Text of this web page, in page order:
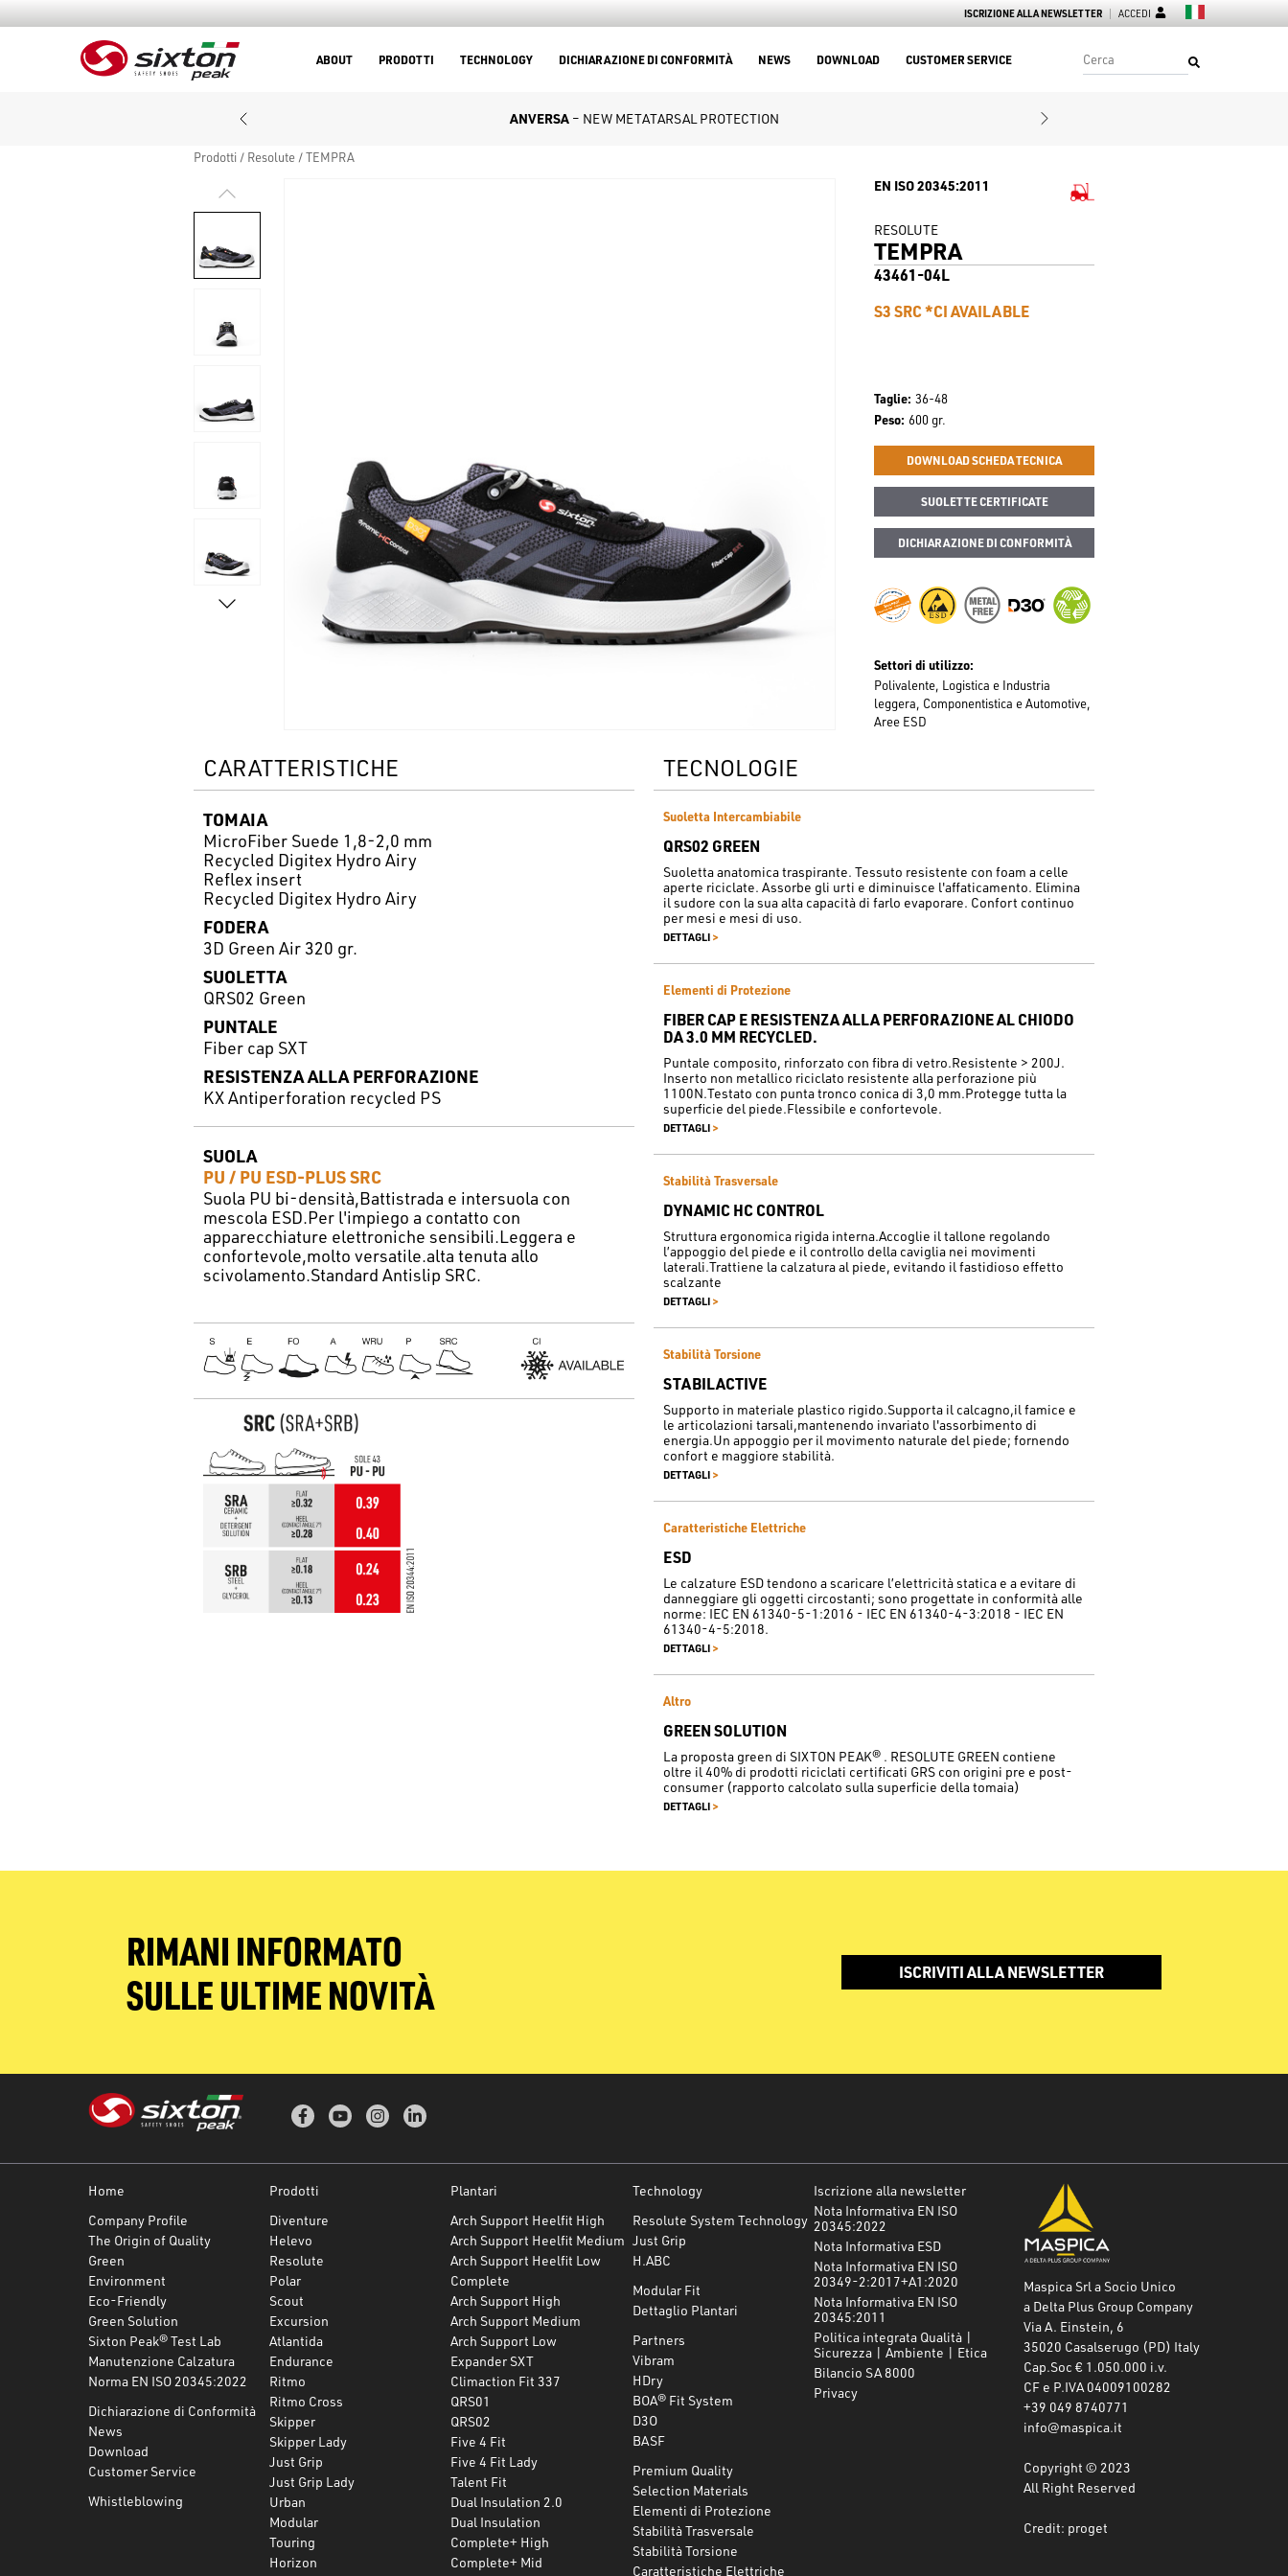
ISCRIZIONE ALLA NEWSLETTER ACCEDI
ABOUT PRODOTTI TECHNOLOGY DICHIARAZIONE DI CONFORMITÀ NEWS DOWNLOAD CUSTOMER SERVICE
ANVERSA – NEW METATARSAL PROTECTION
Prodotti Resolute TEMPRA
EN ISO 20345:2011
RESOLUTE
TEMPRA
43461-04L
S3 SRC *CI AVAILABLE
Taglie 36-48
Peso 600 gr.
DOWNLOAD SCHEDA TECNICA
SUOLETTE CERTIFICATE
DICHIARAZIONE DI CONFORMITÀ
Settori di utilizzo
Polivalente Logistica e Industria
leggera Componentistica e Automotive
Aree ESD
CARATTERISTICHE
TOMAIA
MicroFiber Suede 1,8-2,0 mm
Recycled Digitex Hydro Airy
Reflex insert
Recycled Digitex Hydro Airy
FODERA
3D Green Air 320 gr.
SUOLETTA
QRS02 Green
PUNTALE
Fiber cap SXT
RESISTENZA ALLA PERFORAZIONE
KX Antiperforation recycled PS
SUOLA
PU / PU ESD-PLUS SRC
Suola PU bi-densità,Battistrada e intersuola con
mescola ESD.Per l'impiego a contatto con
apparecchiature elettroniche sensibili.Leggera e
confortevole,molto versatile.alta tenuta allo
scivolamento.Standard Antislip SRC.
TECNOLOGIE
Suoletta Intercambiabile
QRS02 GREEN
Suoletta anatomica traspirante. Tessuto resistente con foam a celle
aperte riciclate. Assorbe gli urti e diminuisce l'affaticamento. Elimina
il sudore con la sua alta capacità di farlo evaporare. Confort continuo
per mesi e mesi di uso.
DETTAGLI >
Elementi di Protezione
FIBER CAP E RESISTENZA ALLA PERFORAZIONE AL CHIODO
DA 3.0 MM RECYCLED.
Puntale composito, rinforzato con fibra di vetro.Resistente > 200J.
Inserto non metallico riciclato resistente alla perforazione più
1100N.Testato con punta tronco conica di 3,0 mm.Protegge tutta la
superficie del piede.Flessibile e confortevole.
DETTAGLI >
Stabilità Trasversale
DYNAMIC HC CONTROL
Struttura ergonomica rigida interna.Accoglie il tallone regolando
l’appoggio del piede e il controllo della caviglia nei movimenti
laterali.Trattiene la calzatura al piede, evitando il fastidioso effetto
scalzante
DETTAGLI >
Stabilità Torsione
STABILACTIVE
Supporto in materiale plastico rigido.Supporta il calcagno,il famice e
le articolazioni tarsali,mantenendo invariato l'assorbimento di
energia.Un appoggio per il movimento naturale del piede; fornendo
confort e maggiore stabilità.
DETTAGLI >
Caratteristiche Elettriche
ESD
Le calzature ESD tendono a scaricare l’elettricità statica e a evitare di
danneggiare gli oggetti circostanti; sono progettate in conformità alle
norme: IEC EN 61340-5-1:2016 - IEC EN 61340-4-3:2018 - IEC EN
61340-4-5:2018.
DETTAGLI >
Altro
GREEN SOLUTION
La proposta green di SIXTON PEAK® . RESOLUTE GREEN contiene
oltre il 40% di prodotti riciclati certificati GRS con origini pre e post-
consumer (rapporto calcolato sulla superficie della tomaia)
DETTAGLI >
RIMANI INFORMATO
SULLE ULTIME NOVITÀ
ISCRIVITI ALLA NEWSLETTER
Home
Company Profile
The Origin of Quality
Green
Environment
Eco-Friendly
Green Solution
Sixton Peak® Test Lab
Manutenzione Calzatura
Norma EN ISO 20345:2022
Dichiarazione di Conformità
News
Download
Customer Service
Whistleblowing
Prodotti
Diventure
Helevo
Resolute
Polar
Scout
Excursion
Atlantida
Endurance
Ritmo
Ritmo Cross
Skipper
Skipper Lady
Just Grip
Just Grip Lady
Urban
Modular
Touring
Horizon
Plantari
Arch Support Heelfit High
Arch Support Heelfit Medium
Arch Support Heelfit Low
Complete
Arch Support High
Arch Support Medium
Arch Support Low
Expander SXT
Climaction Fit 337
QRS01
QRS02
Five 4 Fit
Five 4 Fit Lady
Talent Fit
Dual Insulation 2.0
Dual Insulation
Complete+ High
Complete+ Mid
Technology
Resolute System Technology
Just Grip
H.ABC
Modular Fit
Dettaglio Plantari
Partners
Vibram
HDry
BOA® Fit System
D3O
BASF
Premium Quality
Selection Materials
Elementi di Protezione
Stabilità Trasversale
Stabilità Torsione
Caratteristiche Elettriche
Iscrizione alla newsletter
Nota Informativa EN ISO
20345:2022
Nota Informativa ESD
Nota Informativa EN ISO
20349-2:2017+A1:2020
Nota Informativa EN ISO
20345:2011
Politica integrata Qualità |
Sicurezza | Ambiente | Etica
Bilancio SA 8000
Privacy
Maspica Srl a Socio Unico
a Delta Plus Group Company
Via A. Einstein, 6
35020 Casalserugo (PD) Italy
Cap.Soc € 1.050.000 i.v.
CF e P.IVA 04009100282
+39 049 8740771
info@maspica.it
Copyright © 2023
All Right Reserved
Credit: proget